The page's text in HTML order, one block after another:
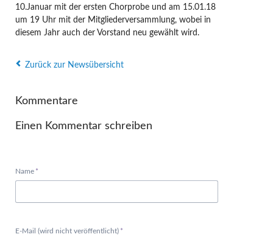
10.Januar mit der ersten Chorprobe und am 15.01.18
um 19 Uhr mit der Mitgliederversammlung, wobei in
diesem Jahr auch der Vorstand neu gewählt wird.
Zurück zur Newsübersicht
Kommentare
Einen Kommentar schreiben
Pflichtfeld
Name *
Pflichtfeld
E-Mail (wird nicht veröffentlicht) *